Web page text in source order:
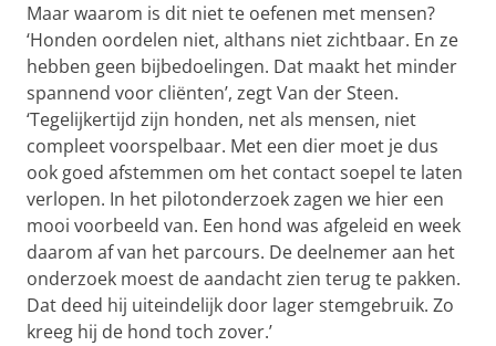
Maar waarom is dit niet te oefenen met mensen?
‘Honden oordelen niet, althans niet zichtbaar. En ze
hebben geen bijbedoelingen. Dat maakt het minder
spannend voor cliënten’, zegt Van der Steen.
‘Tegelijkertijd zijn honden, net als mensen, niet
compleet voorspelbaar. Met een dier moet je dus
ook goed afstemmen om het contact soepel te laten
verlopen. In het pilotonderzoek zagen we hier een
mooi voorbeeld van. Een hond was afgeleid en week
daarom af van het parcours. De deelnemer aan het
onderzoek moest de aandacht zien terug te pakken.
Dat deed hij uiteindelijk door lager stemgebruik. Zo
kreeg hij de hond toch zover.’